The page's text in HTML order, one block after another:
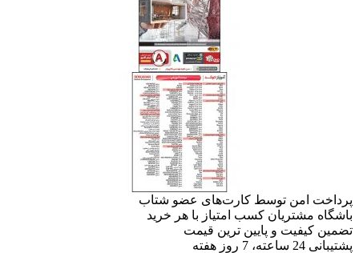
پرداخت امن توسط کارت‌های عضو شتاب
باشگاه مشتریان کسب امتیاز با هر خرید
تضمین کیفیت و پایین ترین قیمت
پشتیبانی 24 ساعته، 7 روز هفته